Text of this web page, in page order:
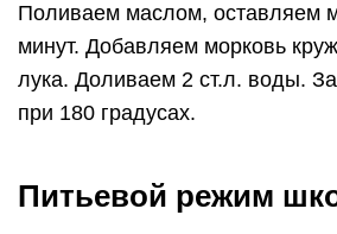
Поливаем маслом, оставляем
минут. Добавляем морковь
лука. Доливаем 2 ст.л. воды.
при 180 градусах.
Питьевой режим